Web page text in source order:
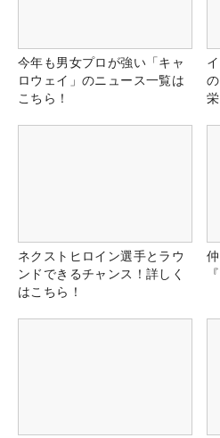
今年も男女プロが強い「キャ
ロウェイ」のニュース一覧は
こちら！
ネクストヒロイン選手とラウ
ンドできるチャンス！詳しく
はこちら！